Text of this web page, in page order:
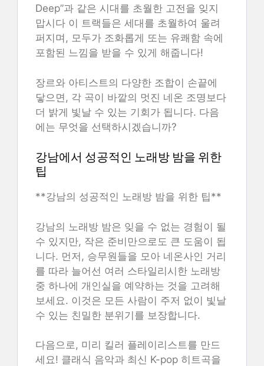
Deep”과 같은 시대를 초월한 고전을 잊지
맙시다 이 트랙들은 세대를 초월하여 울려
퍼지며, 모두가 조화롭게 또는 유쾌함 속에
포함된 느낌을 받을 수 있게 해줍니다!
장르와 아티스트의 다양한 조합이 손끝에
닿으면, 각 곡이 바깥의 멋진 네온 조명보다
더 밝게 빛날 수 있는 기회가 됩니다. 다음
에는 무엇을 선택하시겠습니까?
강남에서 성공적인 노래방 밤을 위한
팁
**강남의 성공적인 노래방 밤을 위한 팁**
강남의 노래방 밤은 잊을 수 없는 경험이 될
수 있지만, 작은 준비만으로도 큰 도움이 됩
니다. 먼저, 승무원들을 모아 네온사인 거리
를 따라 늘어선 여러 스타일리시한 노래방
중 하나에 개인실을 예약하는 것을 고려해
보세요. 이것은 모든 사람이 주저 없이 빛날
수 있는 친밀한 분위기를 보장합니다.
다음으로, 미리 킬러 플레이리스트를 만드
세요! 클래식 음악과 최신 K-pop 히트곡을